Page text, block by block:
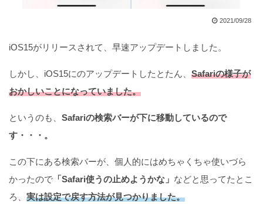
2021/09/28
iOS15がリリースされて、早速アップデートしました。
しかし、iOS15にのアップデートしたとたん、 Safariの様子が
おかしいことになっていました。
というのも、 Safariの検索バーが下に移動しているので
す・・・。
この下にある検索バーが、個人的にはめちゃくちゃ使いづら
かったので 「Safari使うの止めようかな」 などと思ってたとこ
ろ、 実は設定で戻す方法が見つかりました。